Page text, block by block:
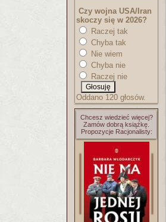
Czy wojna USA/Iran
skoczy się w 2026?
Raczej tak
Chyba tak
Nie wiem
Chyba nie
Raczej nie
Oddano 120 głosów.
Chcesz wiedzieć więcej?
Zamów dobrą książkę.
Propozycje Racjonalisty: